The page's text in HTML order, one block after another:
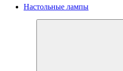
Настольные лампы